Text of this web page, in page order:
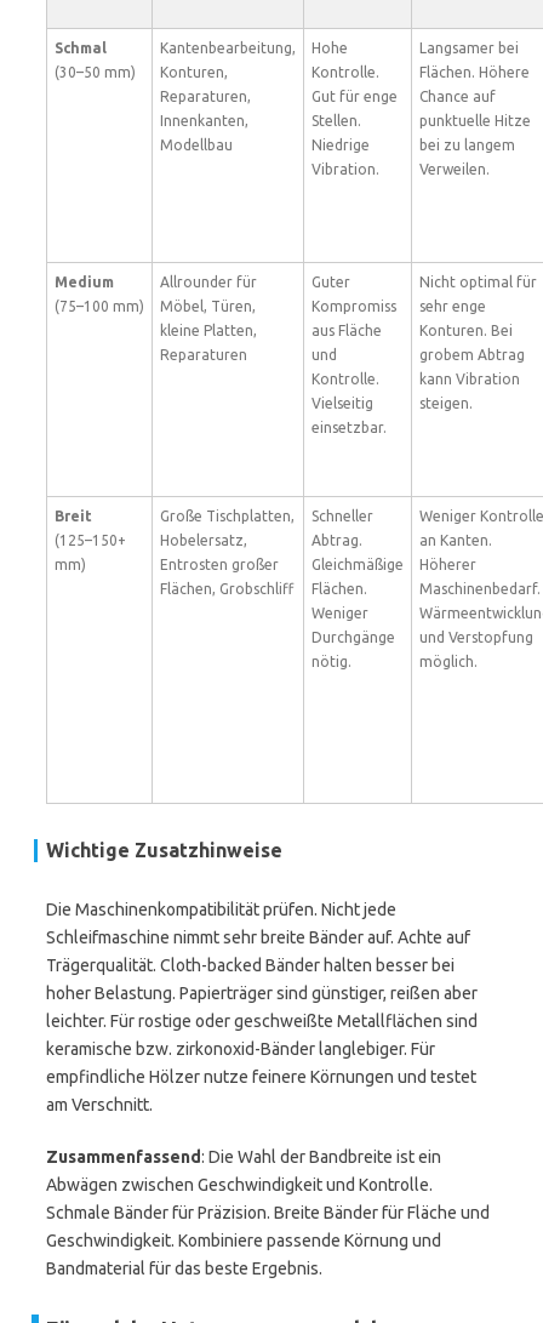
Schmal
(30–50 mm)
Kantenbearbeitung,
Konturen,
Reparaturen,
Innenkanten,
Modellbau
Hohe
Kontrolle.
Gut für enge
Stellen.
Niedrige
Vibration.
Langsamer bei
Flächen. Höhere
Chance auf
punktuelle Hitze
bei zu langem
Verweilen.
Medium
(75–100 mm)
Allrounder für
Möbel, Türen,
kleine Platten,
Reparaturen
Guter
Kompromiss
aus Fläche
und
Kontrolle.
Vielseitig
einsetzbar.
Nicht optimal für
sehr enge
Konturen. Bei
grobem Abtrag
kann Vibration
steigen.
Breit
(125–150+
mm)
Große Tischplatten,
Hobelersatz,
Entrosten großer
Flächen, Grobschliff
Schneller
Abtrag.
Gleichmäßige
Flächen.
Weniger
Durchgänge
nötig.
Weniger Kontrolle
an Kanten.
Höherer
Maschinenbedarf.
und Verstopfung
möglich.
Wichtige Zusatzhinweise
Die Maschinenkompatibilität prüfen. Nicht jede
Schleifmaschine nimmt sehr breite Bänder auf. Achte auf
Trägerqualität. Cloth-backed Bänder halten besser bei
hoher Belastung. Papierträger sind günstiger, reißen aber
leichter. Für rostige oder geschweißte Metallflächen sind
keramische bzw. zirkonoxid-Bänder langlebiger. Für
empfindliche Hölzer nutze feinere Körnungen und testet
am Verschnitt.
Zusammenfassend: Die Wahl der Bandbreite ist ein
Abwägen zwischen Geschwindigkeit und Kontrolle.
Schmale Bänder für Präzision. Breite Bänder für Fläche und
Geschwindigkeit. Kombiniere passende Körnung und
Bandmaterial für das beste Ergebnis.